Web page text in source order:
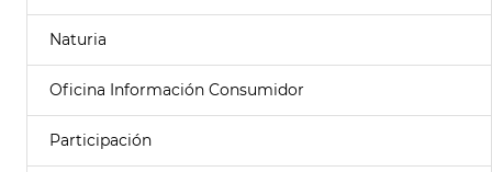
Naturia
Oficina Información Consumidor
Participación